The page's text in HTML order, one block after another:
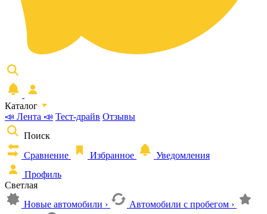
Каталог
📣 Лента 📣 Тест-драйв Отзывы
Поиск
Сравнение
Избранное
Уведомления
Профиль
Светлая
Новые автомобили › Автомобили с пробегом ›